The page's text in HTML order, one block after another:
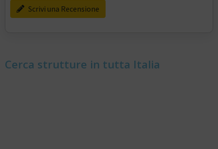
Scrivi una Recensione
Cerca strutture in tutta Italia